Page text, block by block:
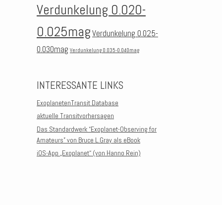
Verdunkelung 0.020-
0.025magVerdunkelung 0.025-
0.030mag Verdunkelung 0.035-0.040mag
INTERESSANTE LINKS
ExoplanetenTransit Database
aktuelle Transitvorhersagen
Das Standardwerk “Exoplanet-Observing for
Amateurs” von Bruce L.Gray als eBook
iOS-App „Exoplanet“ (von Hanno Rein)